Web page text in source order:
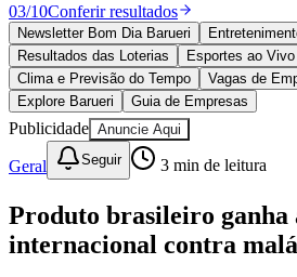
Esportes
Saúde
Segurança
Cultura
Meio Ambiente
Obras
Educação
Bairros de Barueri
Selecione sua regiãoPara notícias da sua
03/10Conferir resultados
Newsletter Bom Dia Barueri
Resultados das Loterias
Esportes ao Vivo
Clima e Previsão do Tempo
Vagas de
Explore Barueri
Guia de Empresas
Publicidade Anuncie Aqui
Geral Seguir 3 min de leitura
Produto brasileiro ganha
internacional contra